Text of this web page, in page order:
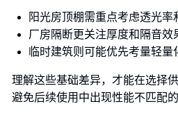
阳光房顶棚需重点考虑透光率
厂房隔断更关注厚度和隔音效
临时建筑则可能优先考量轻量
理解这些基础差异，才能在选择
避免后续使用中出现性能不匹配的